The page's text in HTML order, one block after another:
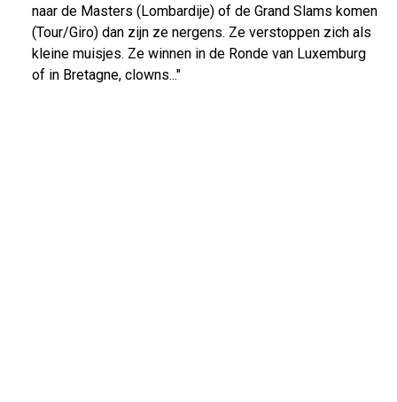
naar de Masters (Lombardije) of de Grand Slams komen
(Tour/Giro) dan zijn ze nergens. Ze verstoppen zich als
kleine muisjes. Ze winnen in de Ronde van Luxemburg
of in Bretagne, clowns..."